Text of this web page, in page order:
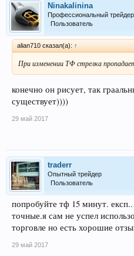
Ninakalinina
Профессиональный трейдер
Пользователь
alian710 сказал(а): ↑
При изменении ТФ стрелка
конечно он рисует, так
существует))))
29 май 2017
traderr
Опытный трейдер
Пользователь
попробуйте тф 15 минут.
точные.я сам не успел
торговле но есть хорошие
29 май 2017